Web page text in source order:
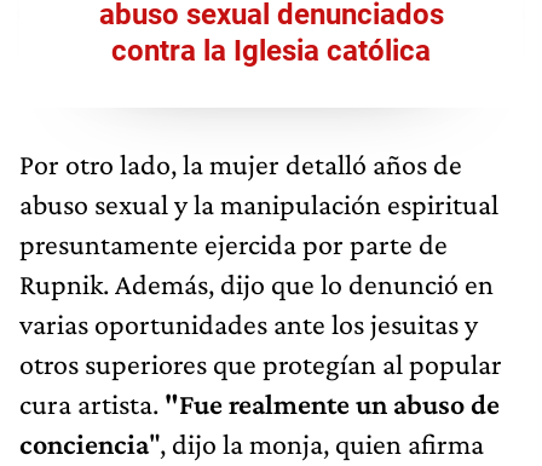
abuso sexual denunciados
contra la Iglesia católica
Por otro lado, la mujer detalló años de
abuso sexual y la manipulación espiritual
presuntamente ejercida por parte de
Rupnik. Además, dijo que lo denunció en
varias oportunidades ante los jesuitas y
otros superiores que protegían al popular
cura artista. "Fue realmente un abuso de
conciencia", dijo la monja, quien afirma